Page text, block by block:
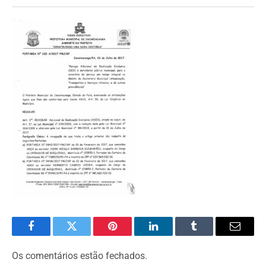
FacebookTwitter Pinterest O
Tumblr
E-
Os comentários estão fechados.